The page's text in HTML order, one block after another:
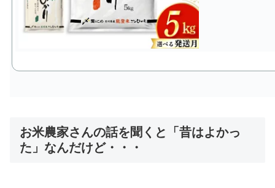
お米農家さんの話を聞くと「昔はよかっ
た」なんだけど・・・